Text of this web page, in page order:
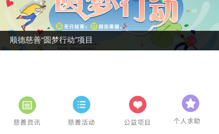
顺德慈善“圆梦行动”项目